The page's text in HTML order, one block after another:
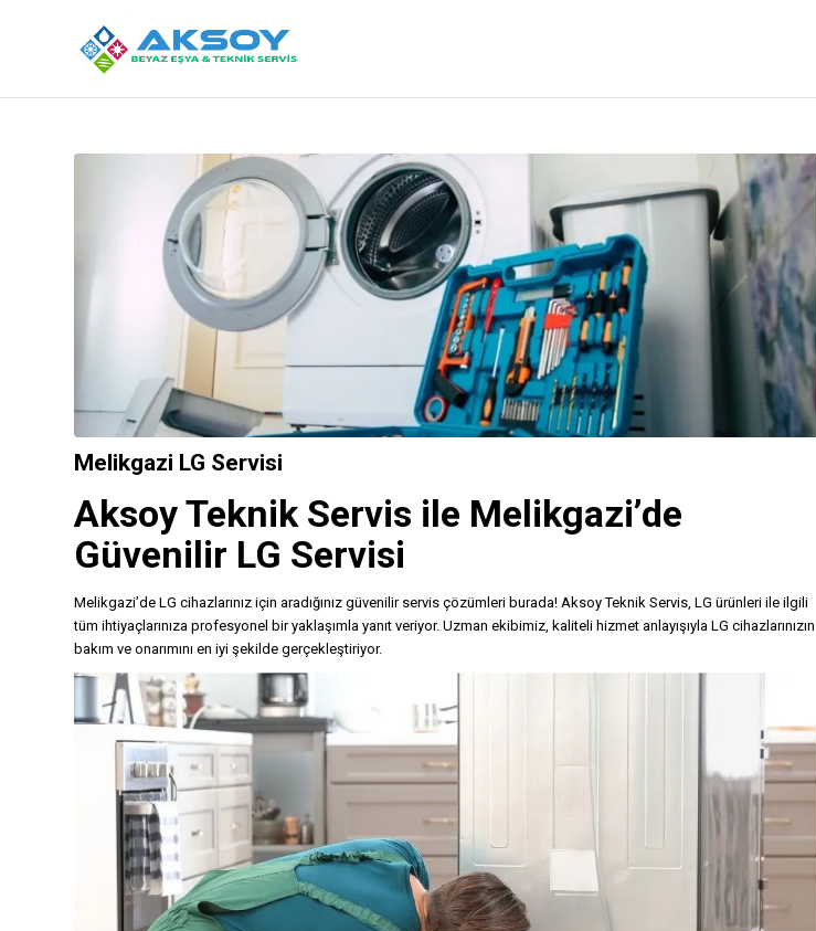
Melikgazi LG Servisi
Aksoy Teknik Servis ile Melikgazi’de
Güvenilir LG Servisi
Melikgazi’de LG cihazlarınız için aradığınız güvenilir servis çözümleri burada! Aksoy Teknik Servis, LG ürünleri ile ilgili
tüm ihtiyaçlarınıza profesyonel bir yaklaşımla yanıt veriyor. Uzman ekibimiz, kaliteli hizmet anlayışıyla LG cihazlarınızın
bakım ve onarımını en iyi şekilde gerçekleştiriyor.